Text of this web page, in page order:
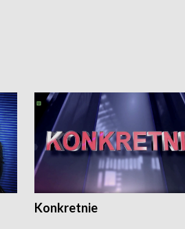
Konkretnie